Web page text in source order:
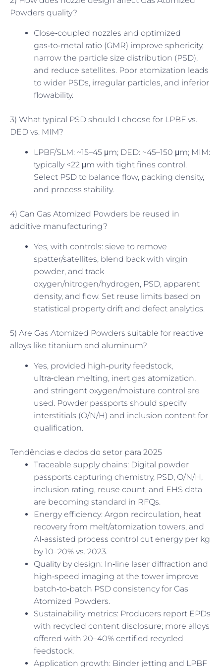
Powders quality?
Close‑coupled nozzles and optimized
gas‑to‑metal ratio (GMR) improve sphericity,
narrow the particle size distribution (PSD),
and reduce satellites. Poor atomization leads
to wider PSDs, irregular particles, and inferior
flowability.
3) What typical PSD should I choose for LPBF vs.
DED vs. MIM?
LPBF/SLM: ~15–45 μm; DED: ~45–150 μm; MIM:
typically <22 μm with tight fines control.
Select PSD to balance flow, packing density,
and process stability.
4) Can Gas Atomized Powders be reused in
additive manufacturing?
Yes, with controls: sieve to remove
spatter/satellites, blend back with virgin
powder, and track
oxygen/nitrogen/hydrogen, PSD, apparent
density, and flow. Set reuse limits based on
statistical property drift and defect analytics.
5) Are Gas Atomized Powders suitable for reactive
alloys like titanium and aluminum?
Yes, provided high‑purity feedstock,
ultra‑clean melting, inert gas atomization,
and stringent oxygen/moisture control are
used. Powder passports should specify
interstitials (O/N/H) and inclusion content for
qualification.
Tendências e dados do setor para 2025
Traceable supply chains: Digital powder
passports capturing chemistry, PSD, O/N/H,
inclusion rating, reuse count, and EHS data
are becoming standard in RFQs.
Energy efficiency: Argon recirculation, heat
recovery from melt/atomization towers, and
AI‑assisted process control cut energy per kg
by 10–20% vs. 2023.
Quality by design: In‑line laser diffraction and
high‑speed imaging at the tower improve
batch‑to‑batch PSD consistency for Gas
Atomized Powders.
Sustainability metrics: Producers report EPDs
with recycled content disclosure; more alloys
offered with 20–40% certified recycled
feedstock.
Application growth: Binder jetting and LPBF